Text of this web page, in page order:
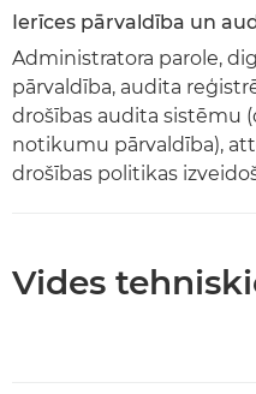
Ierīces pārvaldība un
Administratora parole,
pārvaldība, audita
drošības audita sistēmu
notikumu pārvaldība),
drošības politikas
Vides